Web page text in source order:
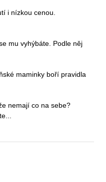
i nízkou cenou.
mu vyhýbáte. Podle něj
maminky boří pravidla
nemají co na sebe?